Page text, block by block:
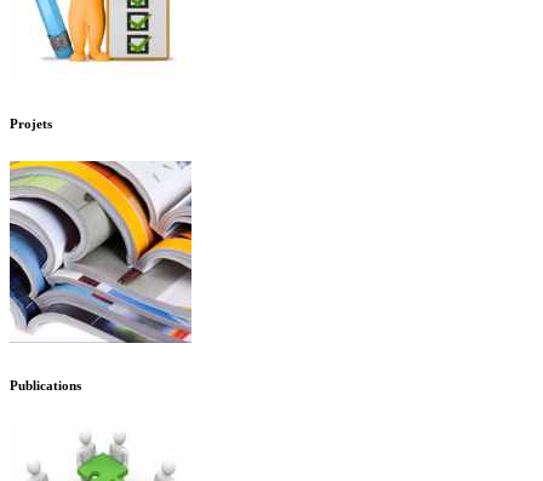
Projets
Publications